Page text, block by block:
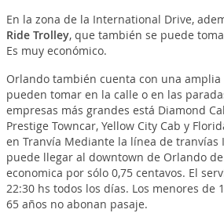
En la zona de la International Drive,
Ride Trolley, que también se puede
Es muy económico.
Orlando también cuenta con una amplia
pueden tomar en la calle o en las
empresas más grandes está Diamond
Prestige Towncar, Yellow City Cab y
en Tranvía Mediante la línea de tranvías
puede llegar al downtown de Orlando
economica por sólo 0,75 centavos. El
22:30 hs todos los días. Los menores de
65 años no abonan pasaje.